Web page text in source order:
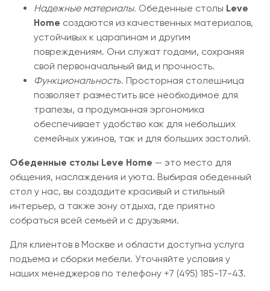
Надежные материалы. Обеденные столы Leve
Home создаются из качественных материалов,
устойчивых к царапинам и другим
повреждениям. Они служат годами, сохраняя
свой первоначальный вид и прочность.
Функциональность. Просторная столешница
позволяет разместить все необходимое для
трапезы, а продуманная эргономика
обеспечивает удобство как для небольших
семейных ужинов, так и для больших застолий.
Обеденные столы Leve Home — это место для
общения, наслаждения и уюта. Выбирая обеденный
стол у нас, вы создадите красивый и стильный
интерьер, а также зону отдыха, где приятно
собраться всей семьей и с друзьями.
Для клиентов в Москве и области доступна услуга
подъема и сборки мебели. Уточняйте условия у
наших менеджеров по телефону +7 (495) 185-17-43.